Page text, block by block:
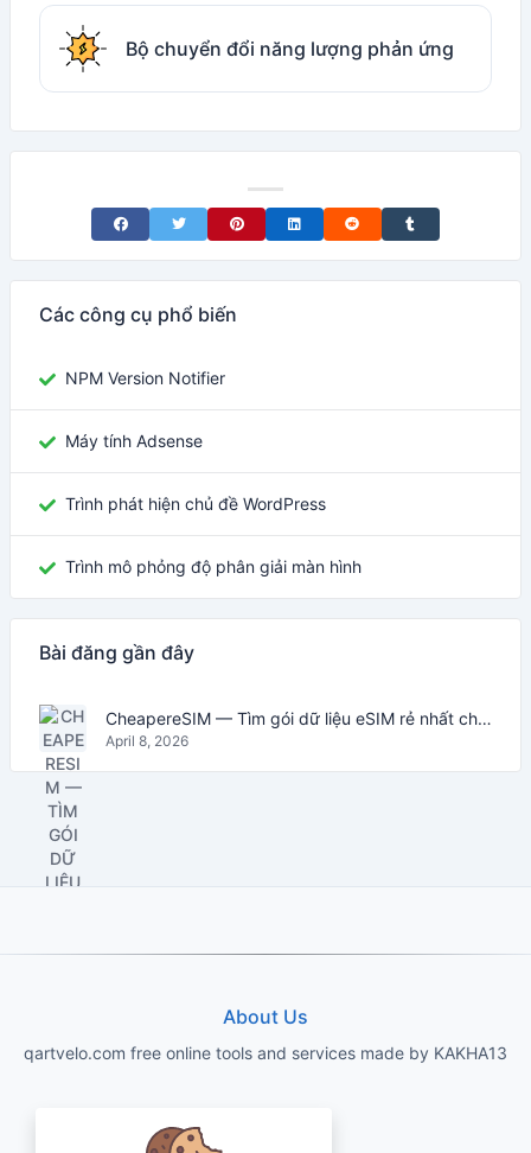
Bộ chuyển đổi năng lượng phản ứng
Share on Facebook
Share on TwitterShare on Pinterest
Share on LinkedIn
Share on RedditShare on Tumblr
Các công cụ phổ biến
NPM Version Notifier
Máy tính Adsense
Trình phát hiện chủ đề WordPress
Trình mô phỏng độ phân giải màn hình
Bài đăng gần đây
CheapereSIM — Tìm gói dữ liệu eSIM rẻ nhất cho du lịch năm 2026
April 8, 2026
About Us
qartvelo.com free online tools and services made by KAKHA13